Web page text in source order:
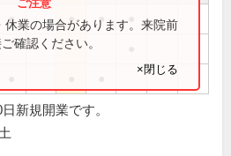
● ● ●
休業の場合があります。来院前
確認ください。
×閉じる
新規開業です。